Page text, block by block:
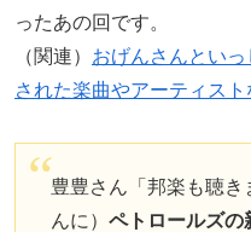
ったあの回です。
（関連） おげんさんとい
された楽曲やアーティスト
豊豊さん「邦楽も聴き
んに） ペトロールズの